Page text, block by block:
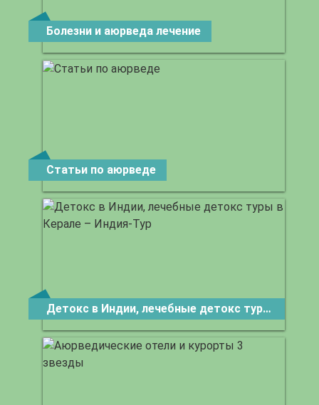
Болезни и аюрведа лечение
Статьи по аюрведе
Детокс в Индии, лечебные детокс туры в Керале – Индия-Тур